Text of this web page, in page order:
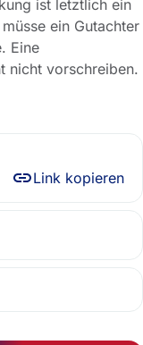
ist letztlich ein
ein Gutachter
Eine
nicht vorschreiben.
Link kopieren